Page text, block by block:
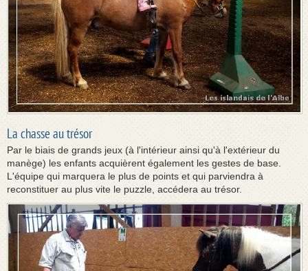
La chasse au trésor
Par le biais de grands jeux (à l'intérieur ainsi qu'à l'extérieur du
manège) les enfants acquièrent également les gestes de base.
L'équipe qui marquera le plus de points et qui parviendra à
reconstituer au plus vite le puzzle, accédera au trésor.